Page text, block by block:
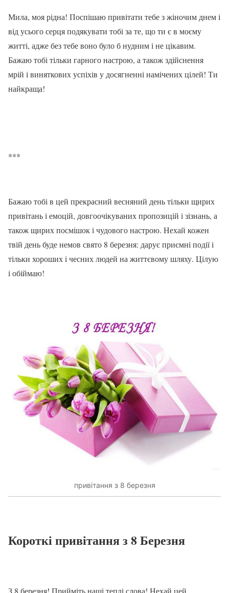
Мила, моя рідна! Поспішаю привітати тебе з жіночим днем ​​і
від усього серця подякувати тобі за те, що ти є в моєму
житті, адже без тебе воно було б нудним і не цікавим.
Бажаю тобі тільки гарного настрою, а також здійснення
мрій і виняткових успіхів у досягненні намічених цілей! Ти
найкраща!
***
Бажаю тобі в цей прекрасний весняний день тільки щирих
привітань і емоцій, довгоочікуваних пропозицій і зізнань, а
також щирих посмішок і чудового настрою. Нехай кожен
твій день буде немов свято 8 березня: дарує приємні події і
тільки хороших і чесних людей на життєвому шляху. Цілую
і обіймаю!
привітання з 8 березня
Короткі привітання з 8 Березня
З 8 березня! Прийміть наші теплі слова! Нехай цей